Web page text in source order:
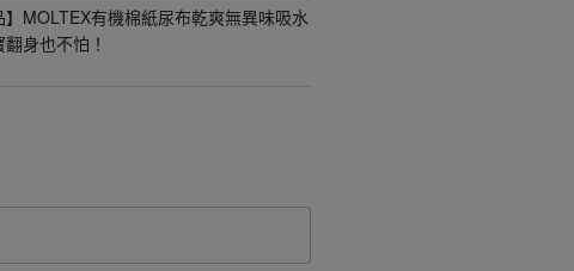
】MOLTEX有機棉紙尿布乾爽無異味吸水
身也不怕！